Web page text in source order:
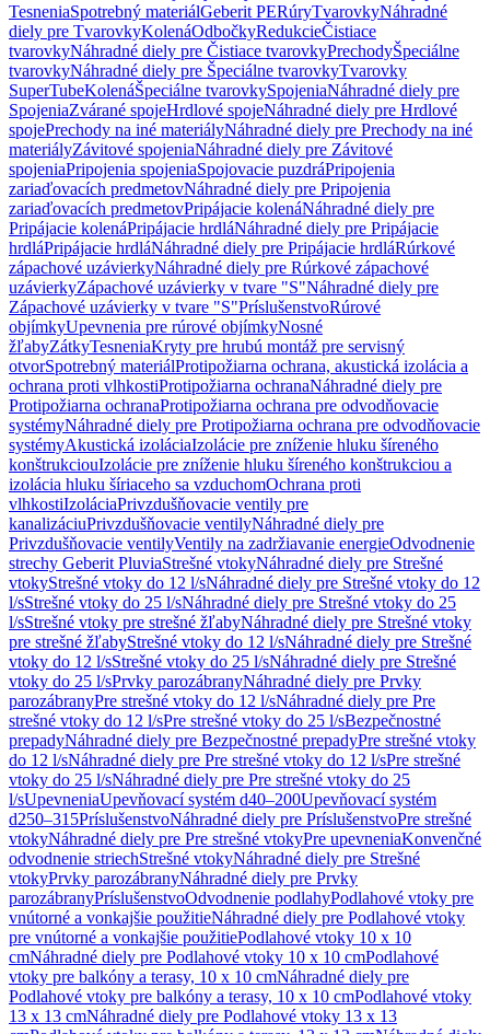
TesneniaSpotrebný materiálGeberit PERúryTvarovkyNáhradné
diely pre TvarovkyKolenáOdbočkyRedukcieČistiace
tvarovkyNáhradné diely pre Čistiace tvarovkyPrechodyŠpeciálne
tvarovkyNáhradné diely pre Špeciálne tvarovkyTvarovky
SuperTubeKolenáŠpeciálne tvarovkySpojeniaNáhradné diely pre
SpojeniaZvárané spojeHrdlové spojeNáhradné diely pre Hrdlové
spojePrechody na iné materiályNáhradné diely pre Prechody na iné
materiályZávitové spojeniaNáhradné diely pre Závitové
spojeniaPripojenia spojeniaSpojovacie puzdráPripojenia
zariaďovacích predmetovNáhradné diely pre Pripojenia
zariaďovacích predmetovPripájacie kolenáNáhradné diely pre
Pripájacie kolenáPripájacie hrdláNáhradné diely pre Pripájacie
hrdláPripájacie hrdláNáhradné diely pre Pripájacie hrdláRúrkové
zápachové uzávierkyNáhradné diely pre Rúrkové zápachové
uzávierkyZápachové uzávierky v tvare "S"Náhradné diely pre
Zápachové uzávierky v tvare "S"PríslušenstvoRúrové
objímkyUpevnenia pre rúrové objímkyNosné
žľabyZátkyTesneniaKryty pre hrubú montáž pre servisný
otvorSpotrebný materiálProtipožiarna ochrana, akustická izolácia a
ochrana proti vlhkostiProtipožiarna ochranaNáhradné diely pre
Protipožiarna ochranaProtipožiarna ochrana pre odvodňovacie
systémyNáhradné diely pre Protipožiarna ochrana pre odvodňovacie
systémyAkustická izoláciaIzolácie pre zníženie hluku šíreného
konštrukciouIzolácie pre zníženie hluku šíreného konštrukciou a
izolácia hluku šíriaceho sa vzduchomOchrana proti
vlhkostiIzoláciaPrivzdušňovacie ventily pre
kanalizáciuPrivzdušňovacie ventilyNáhradné diely pre
Privzdušňovacie ventilyVentily na zadržiavanie energieOdvodnenie
strechy Geberit PluviaStrešné vtokyNáhradné diely pre Strešné
vtokyStrešné vtoky do 12 l/sNáhradné diely pre Strešné vtoky do 12
l/sStrešné vtoky do 25 l/sNáhradné diely pre Strešné vtoky do 25
l/sStrešné vtoky pre strešné žľabyNáhradné diely pre Strešné vtoky
pre strešné žľabyStrešné vtoky do 12 l/sNáhradné diely pre Strešné
vtoky do 12 l/sStrešné vtoky do 25 l/sNáhradné diely pre Strešné
vtoky do 25 l/sPrvky parozábranyNáhradné diely pre Prvky
parozábranyPre strešné vtoky do 12 l/sNáhradné diely pre Pre
strešné vtoky do 12 l/sPre strešné vtoky do 25 l/sBezpečnostné
prepadyNáhradné diely pre Bezpečnostné prepadyPre strešné vtoky
do 12 l/sNáhradné diely pre Pre strešné vtoky do 12 l/sPre strešné
vtoky do 25 l/sNáhradné diely pre Pre strešné vtoky do 25
l/sUpevneniaUpevňovací systém d40–200Upevňovací systém
d250–315PríslušenstvoNáhradné diely pre PríslušenstvoPre strešné
vtokyNáhradné diely pre Pre strešné vtokyPre upevneniaKonvenčné
odvodnenie striechStrešné vtokyNáhradné diely pre Strešné
vtokyPrvky parozábranyNáhradné diely pre Prvky
parozábranyPríslušenstvoOdvodnenie podlahyPodlahové vtoky pre
vnútorné a vonkajšie použitieNáhradné diely pre Podlahové vtoky
pre vnútorné a vonkajšie použitiePodlahové vtoky 10 x 10
cmNáhradné diely pre Podlahové vtoky 10 x 10 cmPodlahové
vtoky pre balkóny a terasy, 10 x 10 cmNáhradné diely pre
Podlahové vtoky pre balkóny a terasy, 10 x 10 cmPodlahové vtoky
13 x 13 cmNáhradné diely pre Podlahové vtoky 13 x 13